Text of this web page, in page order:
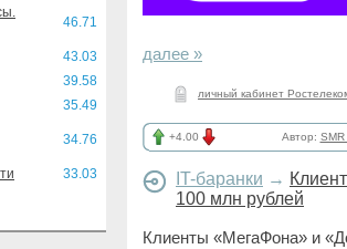
46.71
43.03
39.58
35.49
34.76
33.03
далее »
личный кабинет
+4.00 Автор:
IT-баранки →
100 млн рублей
Клиенты «МегаФона» и